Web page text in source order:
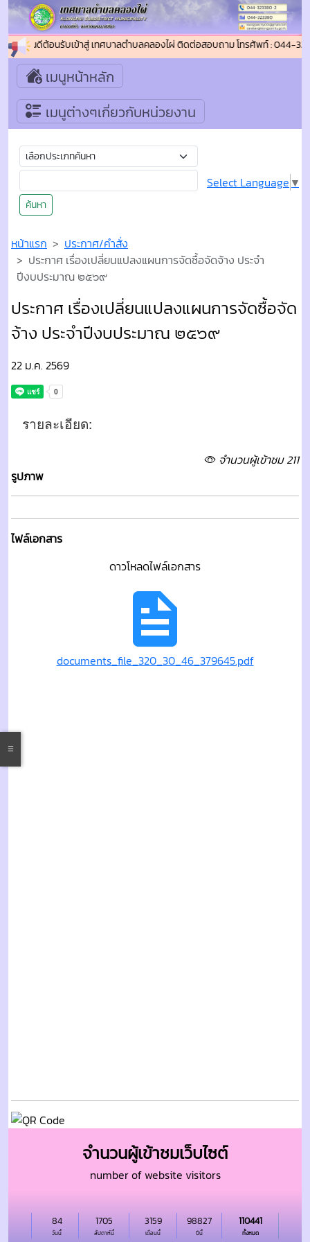
ยินดีต้อนรับเข้าสู่ เทศบาลตำบลคลองไผ่ ติดต่อสอบถาม โทรศัพท์ : 044-
เมนูหน้าหลัก
เมนูต่างๆเกี่ยวกับหน่วยงาน
ค้นหา
Select Language ▼
หน้าแรก
ประกาศ/คำสั่ง
ประกาศ เรื่องเปลี่ยนแปลงแผนการจัดซื้อจัดจ้าง ประจำ
ปีงบประมาณ ๒๕๖๙
ประกาศ เรื่องเปลี่ยนแปลงแผนการจัดซื้อจัด
จ้าง ประจำปีงบประมาณ ๒๕๖๙
22 ม.ค. 2569
รายละเอียด:
จำนวนผู้เข้าชม 211
รูปภาพ
ไฟล์เอกสาร
ดาวโหลดไฟล์เอกสาร
documents_file_320_30_46_379645.pdf
จำนวนผู้เข้าชมเว็บไซต์
number of website visitors
วันนี้
84
สัปดาห์นี้
1705
เดือนนี้
3159
ปีนี้
98827
ทั้งหมด
110441